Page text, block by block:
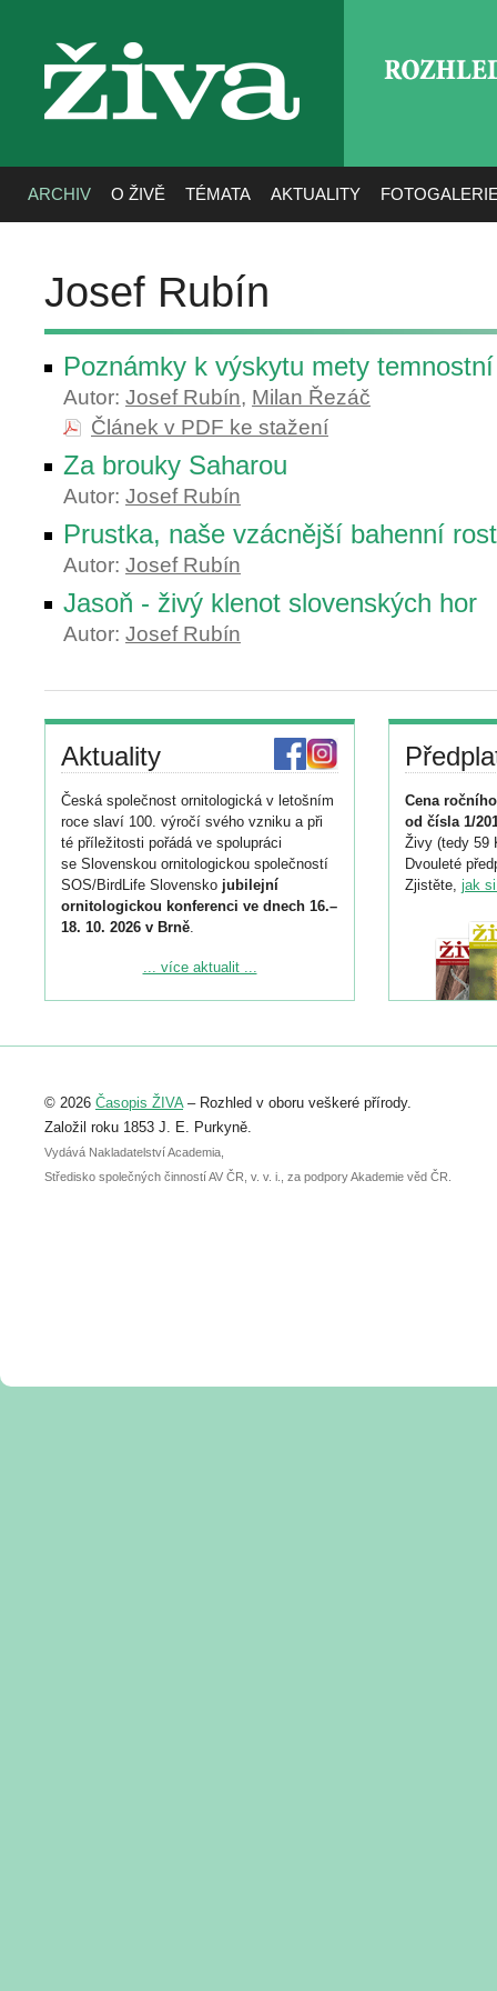
živa
ARCHIV O ŽIVĚ TÉMATA AKTUALITY
Josef Rubín
Poznámky k výskytu mety
Autor: Josef Rubín, Milan Řezáč
Článek v PDF ke stažení
Za brouky Saharou
Autor: Josef Rubín
Prustka, naše vzácnější bahenní
Autor: Josef Rubín
Jasoň - živý klenot slovenských hor
Autor: Josef Rubín
Aktuality
Česká společnost ornitologická v letošním
roce slaví 100. výročí svého vzniku a při
té příležitosti pořádá ve spolupráci
se Slovenskou ornitologickou společností
SOS/BirdLife Slovensko jubilejní
ornitologickou konferenci ve dnech 16.–
18. 10. 2026 v Brně.
Podrobnější informace ke konferenci
Registrovat se můžete do 6. září.
abstraktu přihlášené přednášky nebo
posteru je už 30. června.
... více aktualit ...
Cena
od čísla 1/
Živy (tedy 59
Dvouleté
Zjistěte, jak
© 2026 Časopis ŽIVA– Rozhled v oboru veškeré přírody.
Založil roku 1853 J. E. Purkyně.
Vydává Nakladatelství Academia,
Středisko společných činností AV ČR, v. v. i., za podpory Akademie věd ČR.